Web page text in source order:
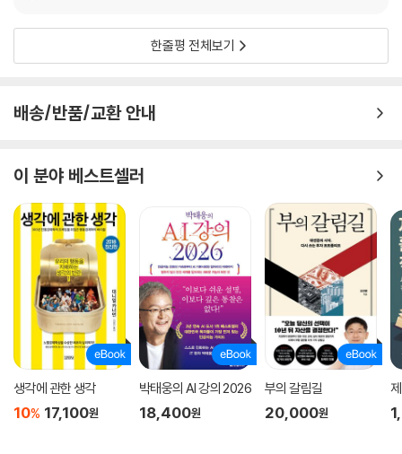
한줄평 전체보기
배송/반품/교환 안내
이 분야 베스트셀러
생각에 관한 생각
10% 17,100원
박태웅의 AI 강의 2026
18,400원
부의 갈림길
20,000원